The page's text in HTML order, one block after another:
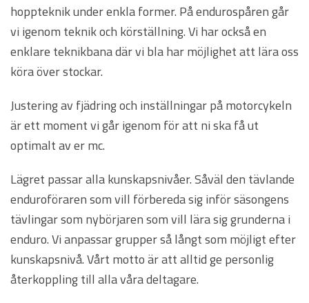
hoppteknik under enkla former. På endurospåren går
vi igenom teknik och körställning. Vi har också en
enklare teknikbana där vi bla har möjlighet att lära oss
köra över stockar.
Justering av fjädring och inställningar på motorcykeln
är ett moment vi går igenom för att ni ska få ut
optimalt av er mc.
Lägret passar alla kunskapsnivåer. Såväl den tävlande
enduroföraren som vill förbereda sig inför säsongens
tävlingar som nybörjaren som vill lära sig grunderna i
enduro. Vi anpassar grupper så långt som möjligt efter
kunskapsnivå. Vårt motto är att alltid ge personlig
återkoppling till alla våra deltagare.